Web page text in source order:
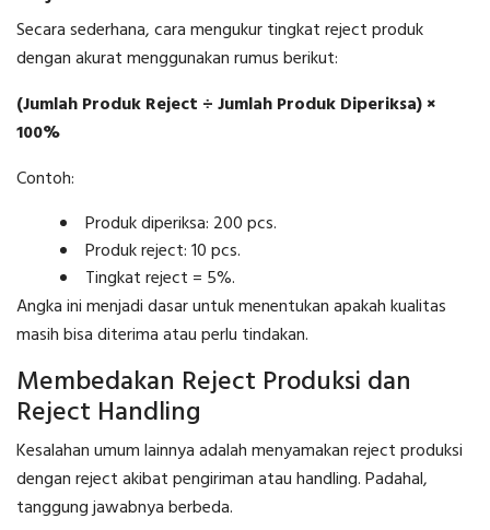
Secara sederhana, cara mengukur tingkat reject produk
dengan akurat menggunakan rumus berikut:
(Jumlah Produk Reject ÷ Jumlah Produk Diperiksa) ×
100%
Contoh:
Produk diperiksa: 200 pcs.
Produk reject: 10 pcs.
Tingkat reject = 5%.
Angka ini menjadi dasar untuk menentukan apakah kualitas
masih bisa diterima atau perlu tindakan.
Membedakan Reject Produksi dan
Reject Handling
Kesalahan umum lainnya adalah menyamakan reject produksi
dengan reject akibat pengiriman atau handling. Padahal,
tanggung jawabnya berbeda.